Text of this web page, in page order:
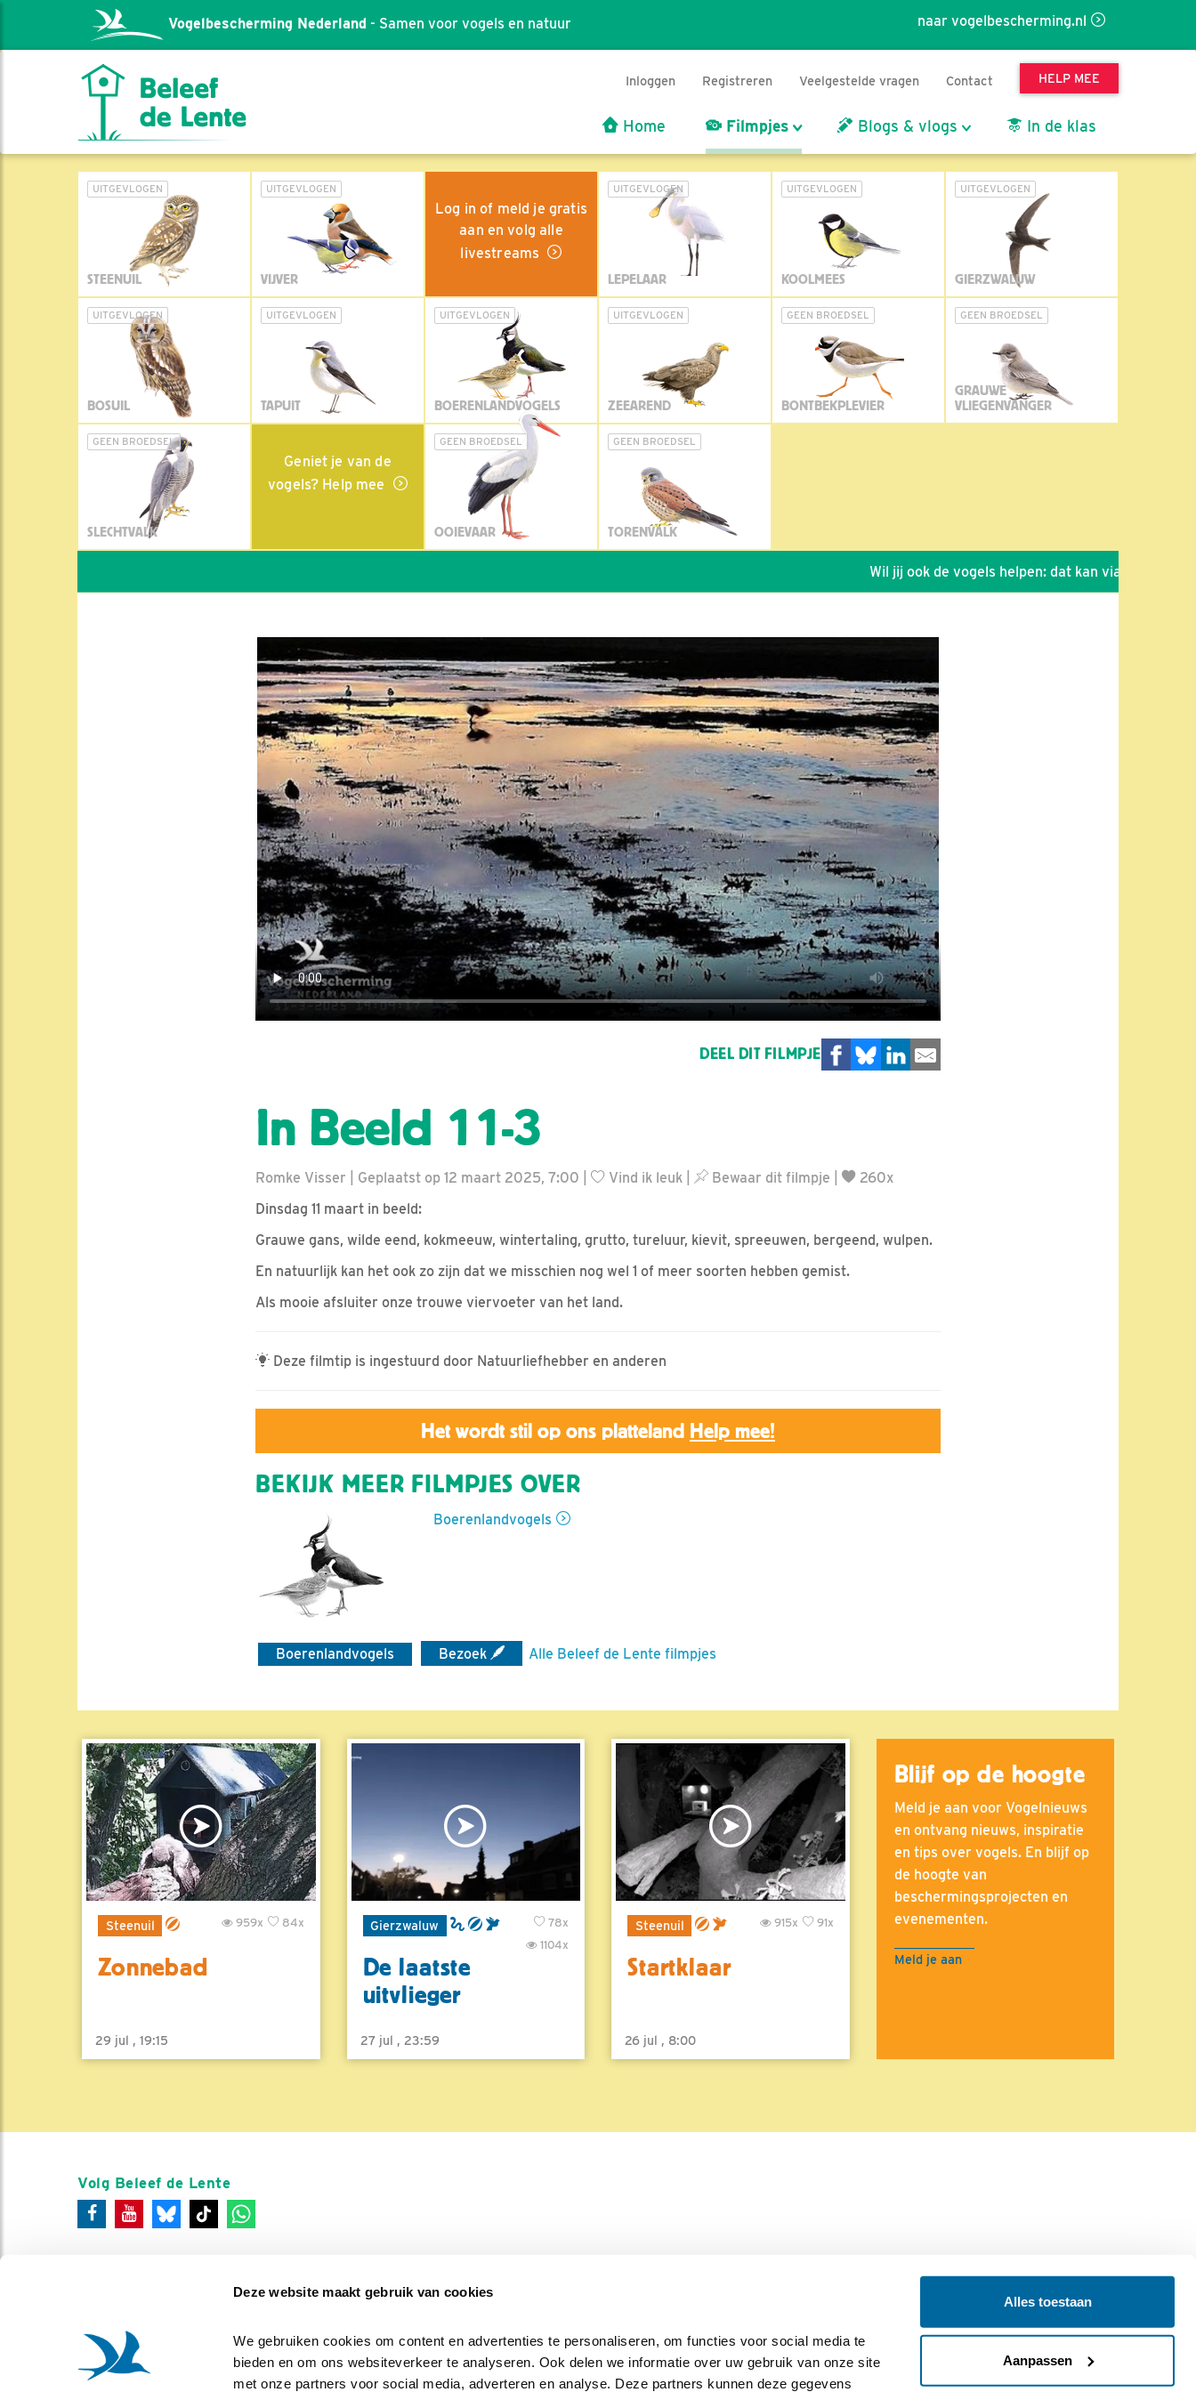
Deze website maakt gebruik van cookies
We gebruiken cookies om content en advertenties te personaliseren, om functies voor social media te
bieden en om ons websiteverkeer te analyseren. Ook delen we informatie over uw gebruik van onze site
met onze partners voor social media, adverteren en analyse. Deze partners kunnen deze gegevens
Alles toestaan
Aanpassen
naar vogelbescherming.nl
Vogelbescherming Nederland - Samen voor vogels en natuur
Inloggen Registreren Veelgestelde vragen Contact HELP MEE
Home Filmpjes Blogs & vlogs In de klas
UITGEVLOGEN
STEENUIL
UITGEVLOGEN
VIJVER
Log in of meld je gratis
aan en volg alle
livestreams
UITGEVLOGEN
LEPELAAR
UITGEVLOGEN
KOOLMEES
UITGEVLOGEN
GIERZWALUW
UITGEVLOGEN
BOSUIL
UITGEVLOGEN
TAPUIT
UITGEVLOGEN
BOERENLANDVOGELS
UITGEVLOGEN
ZEEAREND
GEEN BROEDSEL
BONTBEKPLEVIER
GEEN BROEDSEL
GRAUWE
VLIEGENVANGER
GEEN BROEDSEL
SLECHTVALK
Geniet je van de
vogels? Help mee
GEEN BROEDSEL
OOIEVAAR
GEEN BROEDSEL
TORENVALK
Wil jij ook de vogels helpen: dat kan via de link!
DEEL DIT FILMPJE
In Beeld 11-3
Romke Visser | Geplaatst op 12 maart 2025, 7:00 | Vind ik leuk Bewaar dit filmpje
260x
Dinsdag 11 maart in beeld:
Grauwe gans, wilde eend, kokmeeuw, wintertaling, grutto, tureluur, kievit, spreeuwen, bergeend, wulpen.
En natuurlijk kan het ook zo zijn dat we misschien nog wel 1 of meer soorten hebben gemist.
Als mooie afsluiter onze trouwe viervoeter van het land.
Deze filmtip is ingestuurd door Natuurliefhebber en anderen
Het wordt stil op ons platteland Help mee!
BEKIJK MEER FILMPJES OVER
Boerenlandvogels
Boerenlandvogels Bezoek Alle Beleef de Lente filmpjes
Steenuil 84x
959x
Zonnebad
29 jul , 19:15
Gierzwaluw
78x
1104x
De laatste
uitvlieger
27 jul , 23:59
Steenuil 91x
915x
Startklaar
26 jul , 8:00
Blijf op de hoogte
Meld je aan voor Vogelnieuws
en ontvang nieuws, inspiratie
en tips over vogels. En blijf op
de hoogte van
beschermingsprojecten en
evenementen.
Meld je aan
Volg Beleef de Lente
Colofon